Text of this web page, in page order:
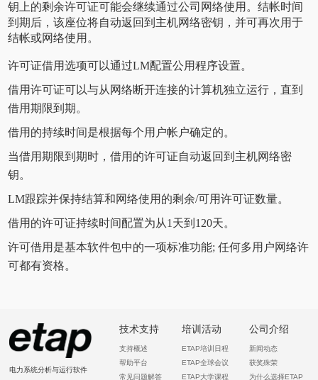
钥上的剩余许可证可能会继续通过公司网络使用。结帐时间
到期后，该座位将自动返回到主机网络密钥，并可再次用于
结帐或网络使用。
许可证借用选项可以通过LM配置公用程序设置。
借用许可证可以与从网络断开连接的计算机独立运行，直到
借用期限到期。
借用的持续时间是根据每个用户帐户确定的。
当借用期限到期时，借用的许可证自动返回到主机网络密
钥。
LM跟踪并保持结算和网络使用的剩余/可用许可证数量。
借用的许可证持续时间配置为从1天到120天。
许可借用是基本软件包中的一项标准功能;任何多用户网络许
可都有资格。
电力系统分析与运行软件
技术支持
支持概述
帮助平台
常见问题解答
培训活动
ETAP培训日程
ETAP全球会议
ETAP大学课程
公司介绍
新闻动态
获奖殊荣
为什么选择ETAP